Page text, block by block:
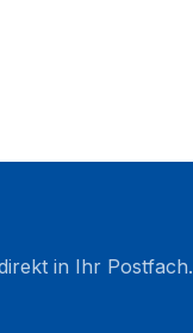
in Ihr Postfach.